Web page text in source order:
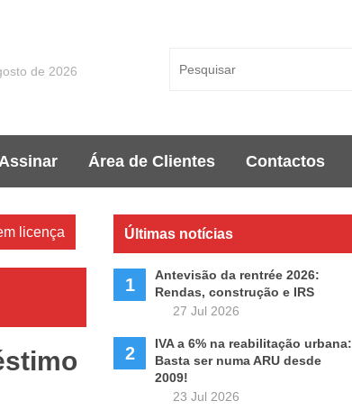
de 2026
Área de Clientes Contactos
licença Últimas notícias
1
Antevisão da rentrée 2026:
Rendas, construção e IRS
27 Jul 2026
2
IVA a 6% na reabilitação urbana:
Basta ser numa ARU desde
2009!
23 Jul 2026